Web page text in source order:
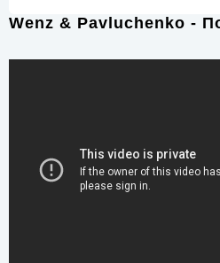
Wenz & Pavluchenko -